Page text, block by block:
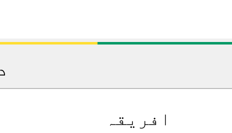
افریقہ